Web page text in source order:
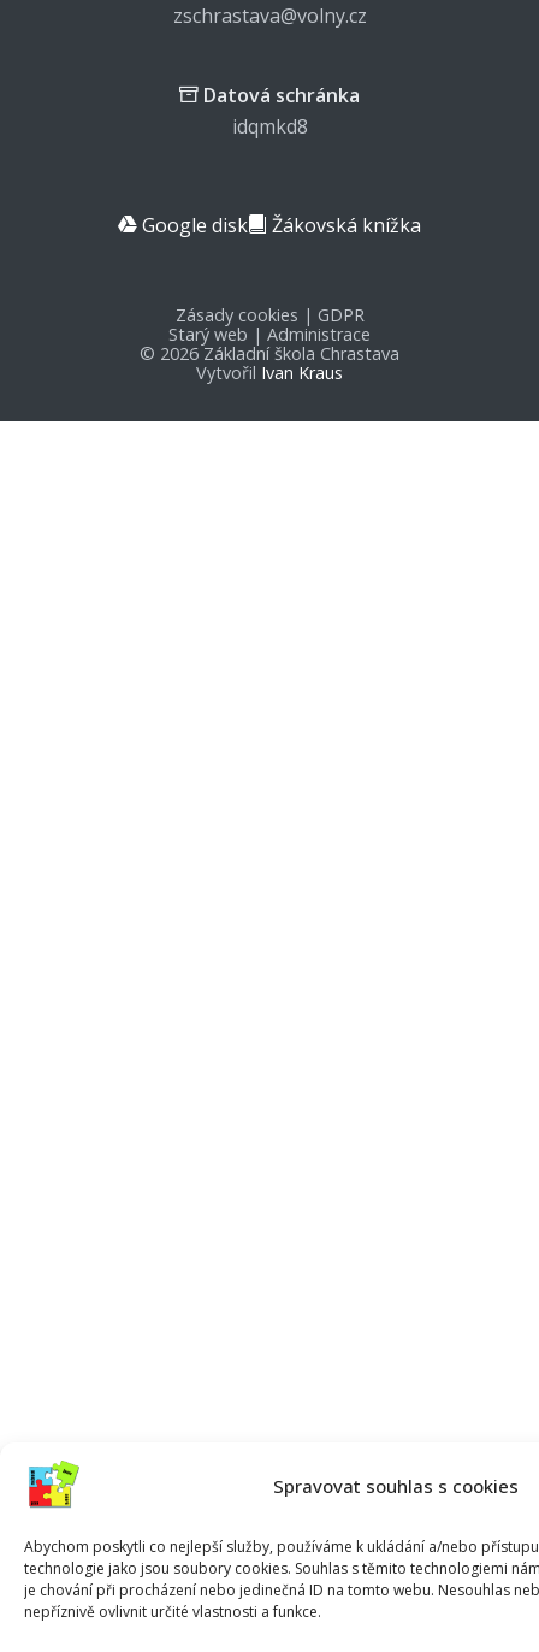
Spravovat souhlas s cookies
Abychom poskytli co nejlepší služby, používáme k ukládání a/nebo
technologie jako jsou soubory cookies. Souhlas s těmito technologiemi
je chování při procházení nebo jedinečná ID na tomto webu. Nesouhlas
nepříznivě ovlivnit určité vlastnosti a funkce.
zschrastava@volny.cz
Datová schránka
idqmkd8
Google disk Žákovská knížka
Zásady cookies | GDPR
Starý web | Administrace
© 2026 Základní škola Chrastava
Vytvořil Ivan Kraus